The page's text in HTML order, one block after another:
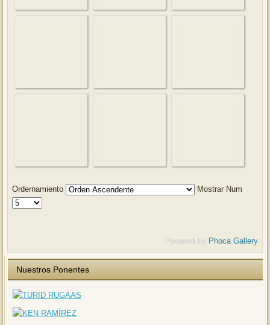
Ordernamiento Mostrar Num
Powered by Phoca Gallery
Nuestros Ponentes